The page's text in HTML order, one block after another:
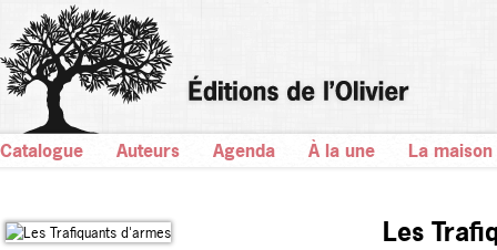
Catalogue Auteurs Agenda À la une La maison
Les